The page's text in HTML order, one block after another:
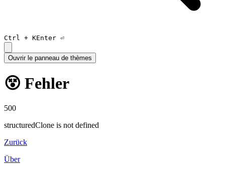
Ctrl + KEnter ⏎
Ouvrir le panneau de thèmes
😵 Fehler
500
structuredClone is not defined
Zurück
Über